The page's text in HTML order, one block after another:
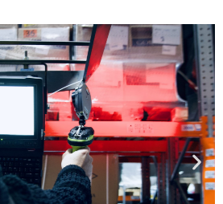
GlobeTag
Right Team
Perfect solution